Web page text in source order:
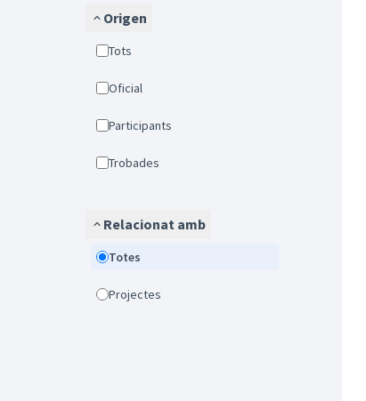
Origen
Tots
Oficial
Participants
Trobades
Relacionat amb
Totes
Projectes